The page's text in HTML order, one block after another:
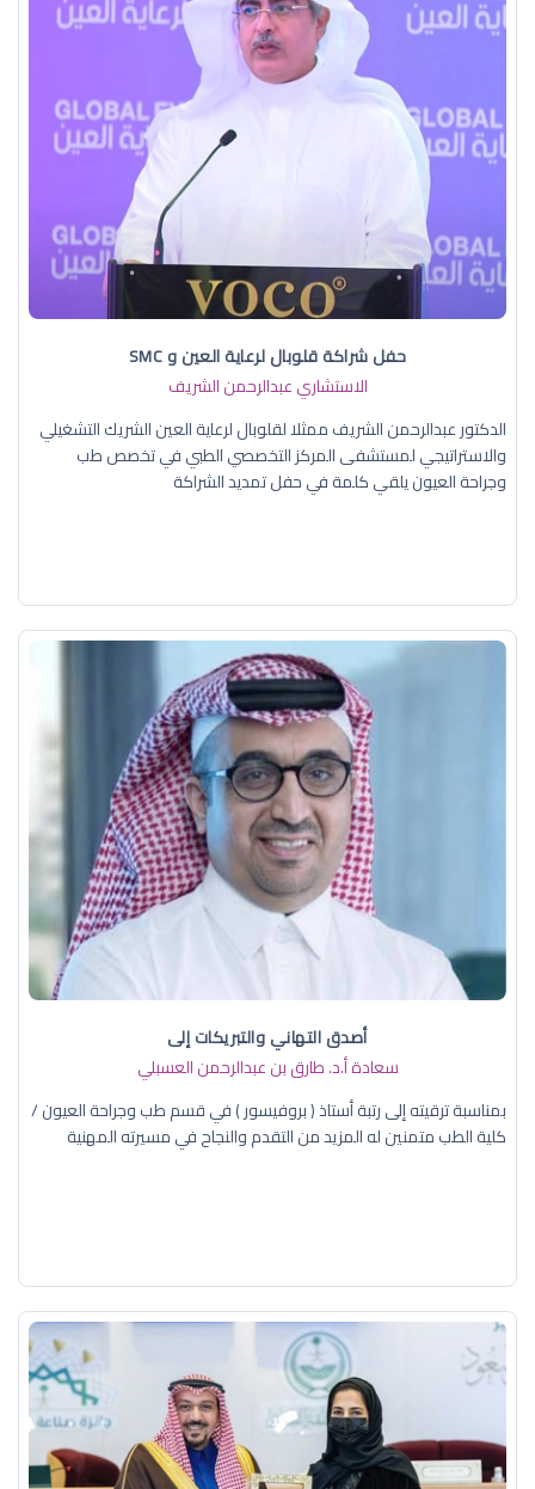
حفل شراكة قلوبال لرعاية العين و SMC
الاستشاري عبدالرحمن الشريف
الدكتور عبدالرحمن الشريف ممثلا لقلوبال لرعاية العين الشريك التشغيلي
والاستراتيجي لمستشفى المركز التخصصي الطبي في تخصص طب
وجراحة العيون يلقي كلمة في حفل تمديد الشراكة
أصدق التهاني والتبريكات إلى
سعادة أ.د. ​طارق بن عبدالرحمن العسبلي
بمناسبة ترقيته إلى رتبة أستاذ ( بروفيسور ) في قسم طب وجراحة العيون /
كلية الطب متمنين له المزيد من التقدم والنجاح في مسيرته المهنية